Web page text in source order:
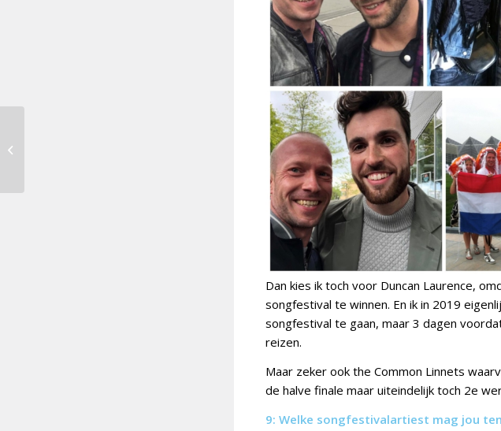
Dan kies ik toch voor Duncan Laurence,
songfestival te winnen. En ik in 2019
songfestival te gaan, maar 3 dagen
reizen.
Maar zeker ook the Common Linnets
de halve finale maar uiteindelijk toch 2e
9: Welke songfestivalartiest mag jou